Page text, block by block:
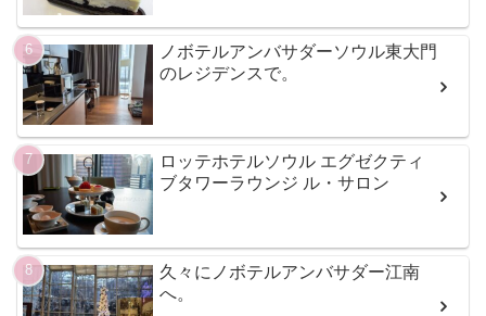
ノボテルアンバサダーソウル東大門
のレジデンスで。
ロッテホテルソウル エグゼクティ
ブタワーラウンジ ル・サロン
久々にノボテルアンバサダー江南
へ。